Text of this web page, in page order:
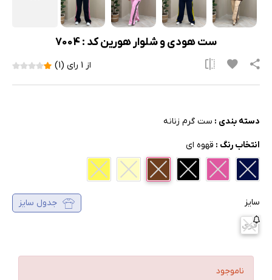
ست هودی و شلوار هورین کد : 7004
از 1 رای (1)
دسته بندی : ست گرم زنانه
انتخاب رنگ : قهوه ای
سایز جدول سایز
فری
ناموجود